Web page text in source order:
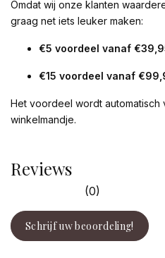
Omdat wij onze klanten
graag net iets leuker maken:
€5 voordeel vanaf
€15 voordeel vanaf
Het voordeel wordt automatisch
winkelmandje.
Reviews
(0)
Schrijf uw beoordeling!